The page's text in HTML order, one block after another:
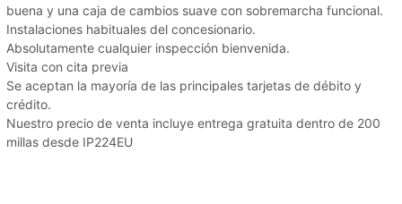
buena y una caja de cambios suave con sobremarcha funcional.
Instalaciones habituales del concesionario.
Absolutamente cualquier inspección bienvenida.
Visita con cita previa
Se aceptan la mayoría de las principales tarjetas de débito y
crédito.
Nuestro precio de venta incluye entrega gratuita dentro de 200
millas desde IP224EU